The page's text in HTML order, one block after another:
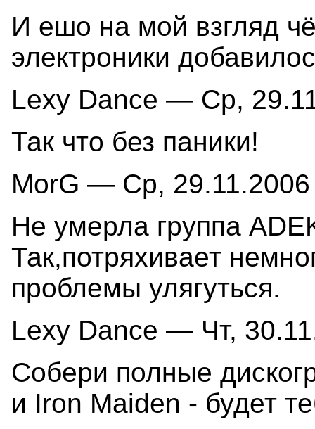
И ешо на мой взгляд
электроники
Lexy Dance — Ср,
Так что без паники!
MorG — Ср,
Не умерла группа
Так,потряхивает
проблемы улягуться.
Lexy Dance — Чт,
Собери полные
и Iron Maiden - будет